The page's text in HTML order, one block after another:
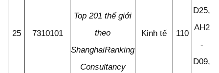
D25,
AH2
-
D09,
25 7310101
Top 201 thế giới
theo
ShanghaiRanking
Consultancy
Kinh tế 110